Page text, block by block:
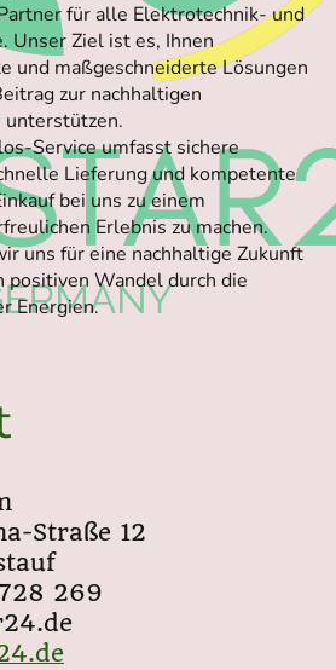
für alle Elektrotechnik- und
Unser Ziel ist es, Ihnen
und maßgeschneiderte Lösungen
zur nachhaltigen
unterstützen.
Service umfasst sichere
Lieferung und kompetente
bei uns zu einem
Erlebnis zu machen.
uns für eine nachhaltige Zukunft
positiven Wandel durch die
Energien.
Straße 12
269